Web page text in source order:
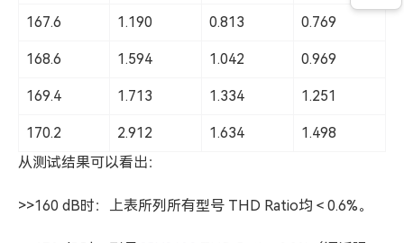
167.6 1.190 0.813 0.769
168.6 1.594 1.042 0.969
169.4 1.713 1.334 1.251
170.2 2.912 1.634
1.498
从测试结果可以看出：
>>160 dB时：上表所列所有型号 THD Ratio均＜0.6%。